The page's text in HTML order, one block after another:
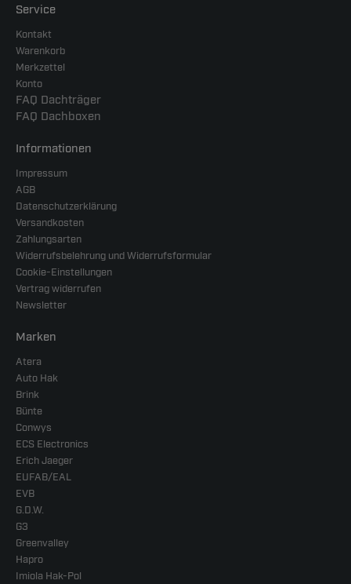
Service
Kontakt
Warenkorb
Merkzettel
Konto
FAQ Dachträger
FAQ Dachboxen
Informationen
Impressum
AGB
Datenschutzerklärung
Versandkosten
Zahlungsarten
Widerrufsbelehrung und Widerrufsformular
Cookie-Einstellungen
Vertrag widerrufen
Newsletter
Marken
Atera
Auto Hak
Brink
Bünte
Conwys
ECS Electronics
Erich Jaeger
EUFAB/EAL
EVB
G.D.W.
G3
Greenvalley
Hapro
Imiola Hak-Pol